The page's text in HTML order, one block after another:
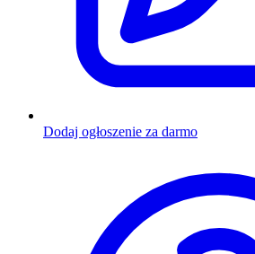
Dodaj ogłoszenie za darmo